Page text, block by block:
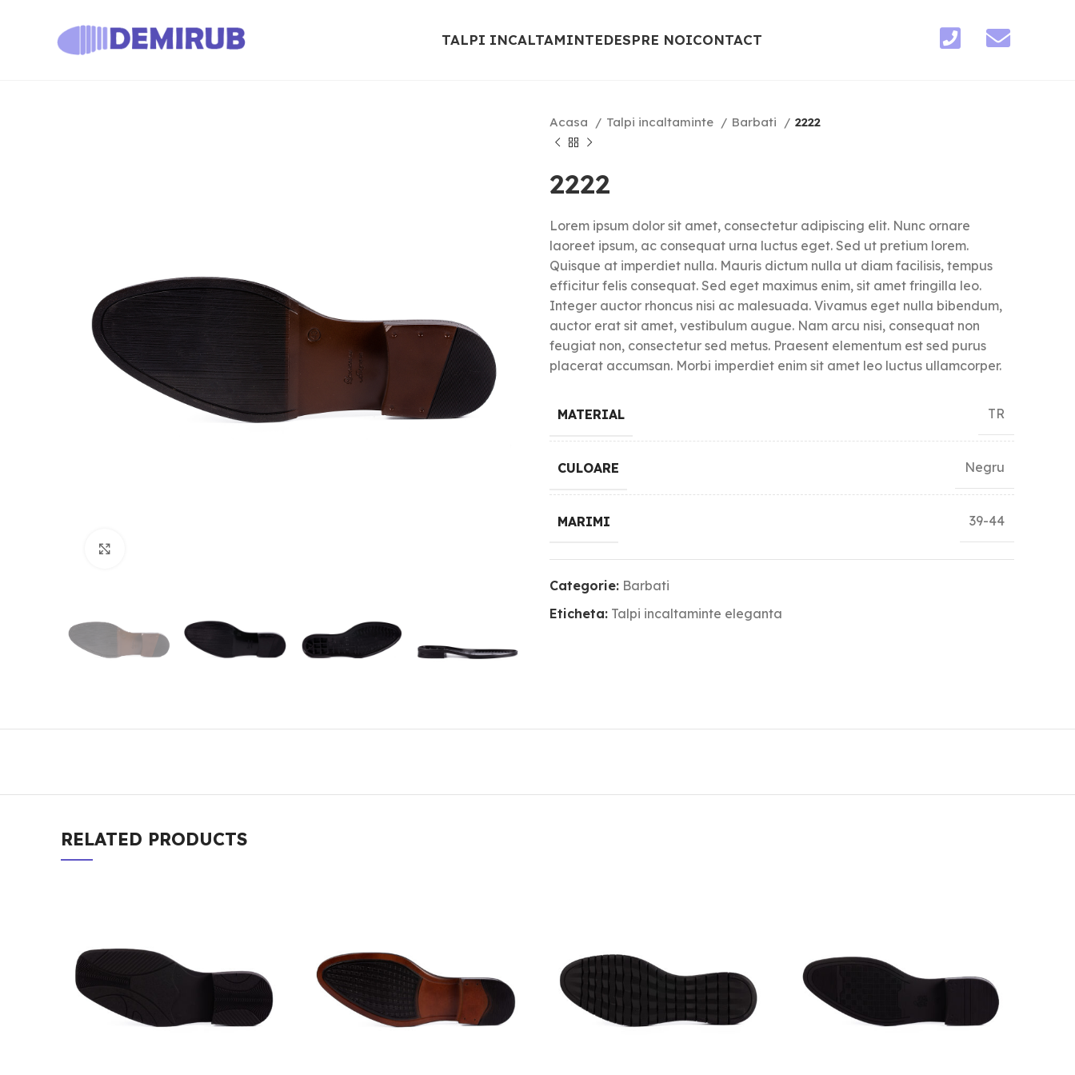
TALPI INCALTAMINTEDESPRE NOICONTACT
Acasa Talpi incaltaminte Barbati 2222
2222
Lorem ipsum dolor sit amet, consectetur adipiscing elit. Nunc ornare
laoreet ipsum, ac consequat urna luctus eget. Sed ut pretium lorem.
Quisque at imperdiet nulla. Mauris dictum nulla ut diam facilisis, tempus
efficitur felis consequat. Sed eget maximus enim, sit amet fringilla leo.
Integer auctor rhoncus nisi ac malesuada. Vivamus eget nulla bibendum,
auctor erat sit amet, vestibulum augue. Nam arcu nisi, consequat non
feugiat non, consectetur sed metus. Praesent elementum est sed purus
placerat accumsan. Morbi imperdiet enim sit amet leo luctus ullamcorper.
MATERIAL TR
CULOARE Negru
MARIMI 39-44
Categorie: Barbati
Eticheta: Talpi incaltaminte eleganta
RELATED PRODUCTS